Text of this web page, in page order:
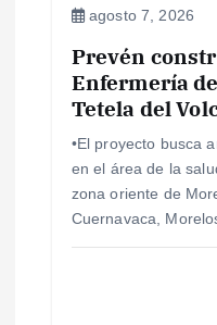
agosto 7, 2026
Prevén
Enfermería
Tetela del
•El proyecto busca
en el área de la
zona oriente de
Cuernavaca,